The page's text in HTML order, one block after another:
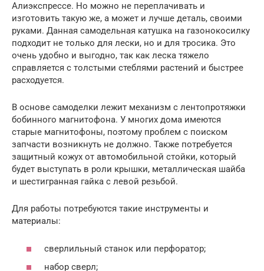
Алиэкспрессе. Но можно не переплачивать и
изготовить такую же, а может и лучше деталь, своими
руками. Данная самодельная катушка на газонокосилку
подходит не только для лески, но и для тросика. Это
очень удобно и выгодно, так как леска тяжело
справляется с толстыми стеблями растений и быстрее
расходуется.
В основе самоделки лежит механизм с лентопротяжки
бобинного магнитофона. У многих дома имеются
старые магнитофоны, поэтому проблем с поиском
запчасти возникнуть не должно. Также потребуется
защитный кожух от автомобильной стойки, который
будет выступать в роли крышки, металлическая шайба
и шестигранная гайка с левой резьбой.
Для работы потребуются такие инструменты и
материалы:
сверлильный станок или перфоратор;
набор сверл;